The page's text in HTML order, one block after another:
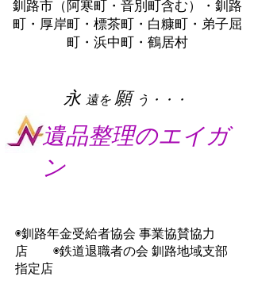
​永 遠を 願 う・・・
遺品整理のエイガ
ン
◉釧路年金受給者協会 事業協賛協力
店 ◉鉄道退職者の会 釧路地域支部
指定店
釧路市（阿寒町・音別町含む）・釧路
町・厚岸町・標茶町・白糠町・弟子屈
町・浜中町・鶴居村